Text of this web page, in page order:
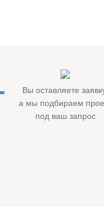
Вы оставляете
а мы подбираем
под ваш запрос